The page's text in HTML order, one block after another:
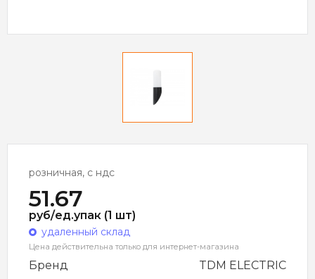
розничная, с ндс
51.67
руб/ед.упак (1 шт)
удаленный склад
Цена действительна только для интернет-магазина
Бренд
TDM ELECTRIC